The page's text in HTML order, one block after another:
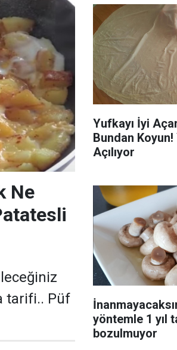
Ne
tarifi.. Püf
Yufkayı İyi
Bundan
Açılıyor
yöntemle 1 yıl
bozulmuyor